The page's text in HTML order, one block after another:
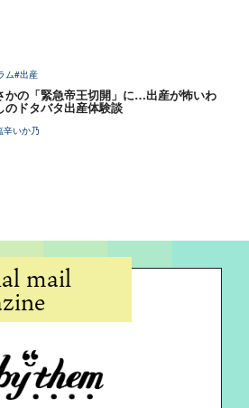
ム#出産
かの「緊急帝王切開」に…出産が怖いわ
のドタバタ出産体験談
辛いか乃
mail